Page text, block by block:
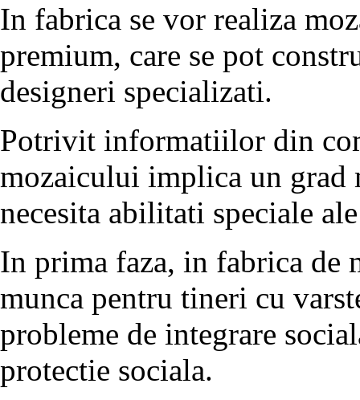
In fabrica se vor realiza
premium, care se pot
designeri specializati.
Potrivit informatiilor din
mozaicului implica un grad
necesita abilitati speciale
In prima faza, in fabrica de
munca pentru tineri cu
probleme de integrare
protectie sociala.